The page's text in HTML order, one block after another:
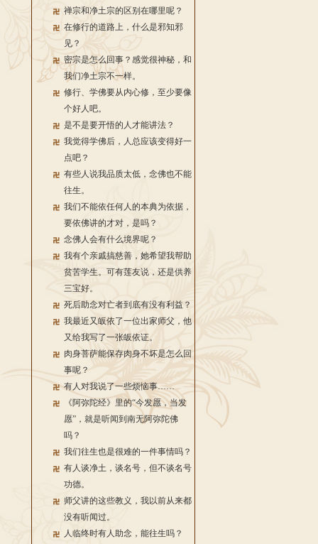
禅宗和净土宗的区别在哪里呢？
在修行的道路上，什么是邪知邪
见？
密宗是怎么回事？感觉很神秘，和
我们净土宗不一样。
修行、学佛要从内心修，至少要像
个好人吧。
是不是要开悟的人才能讲法？
我觉得学佛后，人总应该变得好一
点吧？
有些人说我品质太低，念佛也不能
往生。
我们不能依任何人的本典为依据，
要依佛讲的才对，是吗？
念佛人会有什么境界呢？
我有个亲戚搞慈善，她希望我帮助
贫苦学生。可有莲友说，还是供养
三宝好。
死后助念对亡者到底有没有利益？
我最近又皈依了一位出家师父，他
又给我写了一张皈依证。
肉身菩萨能保存肉身不坏是怎么回
事呢？
有人对我说了一些烦恼事……
《阿弥陀经》里的“今发愿，当发
愿”，就是听闻到南无阿弥陀佛
吗？
我们往生也是很难的一件事情吗？
有人谈净土，谈名号，但不谈名号
功德。
师父讲的这些教义，我以前从来都
没有听闻过。
人临终时有人助念，能往生吗？